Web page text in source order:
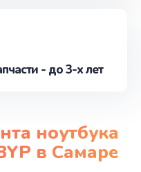
- до 3-х лет
ноутбука
в Самаре